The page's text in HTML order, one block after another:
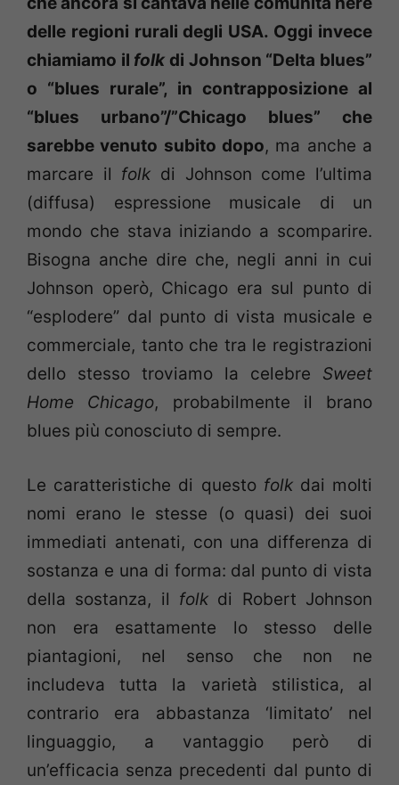
delle regioni rurali degli USA. Oggi invece
chiamiamo il folk di Johnson “Delta blues”
o “blues rurale”, in contrapposizione al
“blues urbano”/”Chicago blues” che
sarebbe venuto subito dopo, ma anche a
marcare il folk di Johnson come l’ultima
(diffusa) espressione musicale di un
mondo che stava iniziando a scomparire.
Bisogna anche dire che, negli anni in cui
Johnson operò, Chicago era sul punto di
“esplodere” dal punto di vista musicale e
commerciale, tanto che tra le registrazioni
dello stesso troviamo la celebre Sweet
Home Chicago, probabilmente il brano
blues più conosciuto di sempre.
Le caratteristiche di questo folkdai molti
nomi erano le stesse (o quasi) dei suoi
immediati antenati, con una differenza di
sostanza e una di forma: dal punto di vista
della sostanza, il folk di Robert Johnson
non era esattamente lo stesso delle
piantagioni, nel senso che non ne
includeva tutta la varietà stilistica, al
contrario era abbastanza ‘limitato’ nel
linguaggio, a vantaggio però di
un’efficacia senza precedenti dal punto di